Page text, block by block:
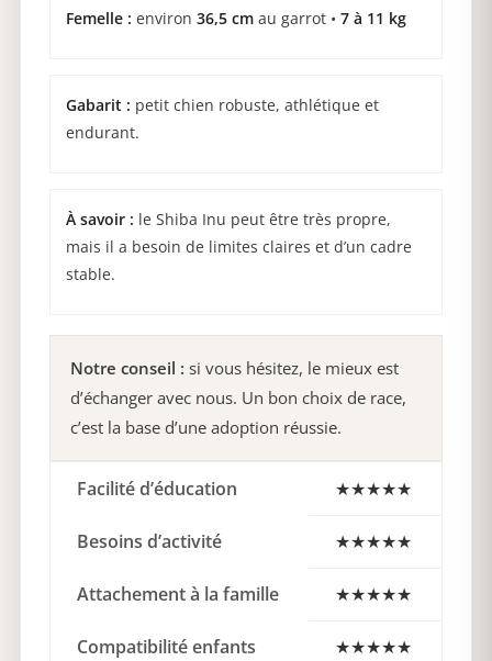
Femelle : environ 36,5 cm au garrot • 7 à 11 kg
Gabarit : petit chien robuste, athlétique et
endurant.
À savoir : le Shiba Inu peut être très propre,
mais il a besoin de limites claires et d’un cadre
stable.
Notre conseil : si vous hésitez, le mieux est
d’échanger avec nous. Un bon choix de race,
c’est la base d’une adoption réussie.
Facilité d’éducation ★★★★★
Besoins d’activité ★★★★★
Attachement à la famille ★★★★★
Compatibilité enfants ★★★★★